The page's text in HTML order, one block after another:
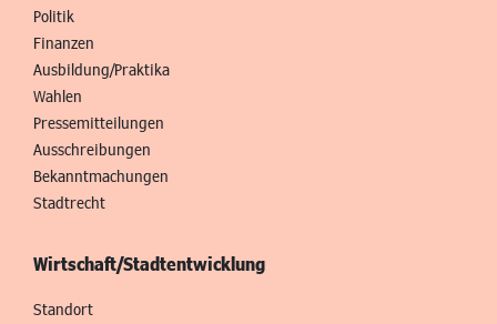
Politik
Finanzen
Ausbildung/Praktika
Wahlen
Pressemitteilungen
Ausschreibungen
Bekanntmachungen
Stadtrecht
Wirtschaft/Stadtentwicklung
Standort